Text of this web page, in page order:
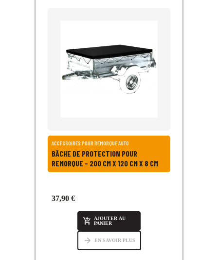
ACCESSOIRES POUR REMORQUE AUTO
BÂCHE DE PROTECTION POUR
REMORQUE - 200 CM X 120 CM X 8 CM
37,90 €

AJOUTER AU
PANIER
arrow_forward EN SAVOIR PLUS